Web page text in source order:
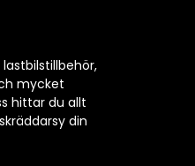
mycket
hittar du allt
din